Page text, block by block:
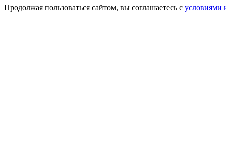
Продолжая пользоваться сайтом, вы соглашаетесь с условиями